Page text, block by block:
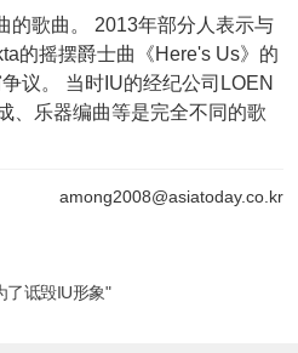
歌曲。 2013年部分人表示与
的摇摆爵士曲《Here's Us》的
议。 当时IU的经纪公司LOEN
、乐器编曲等是完全不同的歌
among2008@asiatoday.co.kr
了诋毁IU形象"